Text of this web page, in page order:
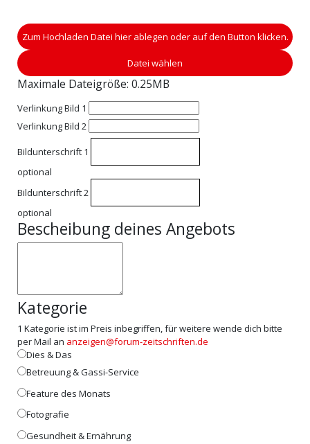
Zum Hochladen Datei hier ablegen oder auf den Button klicken.
Datei wählen
Maximale Dateigröße: 0.25MB
Verlinkung Bild 1
Verlinkung Bild 2
Bildunterschrift 1
optional
Bildunterschrift 2
optional
Bescheibung deines Angebots
Kategorie
1 Kategorie ist im Preis inbegriffen, für weitere wende dich bitte
per Mail an anzeigen@forum-zeitschriften.de
Dies & Das
Betreuung & Gassi-Service
Feature des Monats
Fotografie
Gesundheit & Ernährung